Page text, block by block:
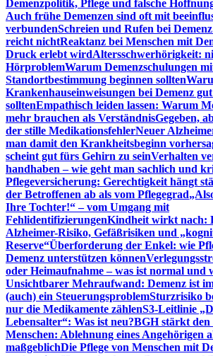
Demenzpolitik, Pflege und falsche
Auch frühe Demenzen sind oft mit
verbundenSchreien und Rufen bei
reicht nichtReaktanz bei Menschen mit
Druck erlebt wirdAltersschwerhörigkeit:
HörproblemWarum Demenzschulungen
Standortbestimmung beginnen sollten
Krankenhauseinweisungen bei Demenz
solltenEmpathisch leiden lassen: Warum
mehr brauchen als VerständnisGegeben,
der stille MedikationsfehlerNeuer
man damit den Krankheitsbeginn
scheint gut fürs Gehirn zu seinVerhalten
handhaben – wie geht man sachlich und
Pflegeversicherung: Gerechtigkeit hängt
der Betroffenen ab als vom Pflegegrad
Ihre Tochter!“ – vom Umgang mit
FehlidentifizierungenKindheit wirkt nach:
Alzheimer-Risiko, Gefäßrisiken und
Reserve“Überforderung der Enkel: wie
Demenz unterstützen können
oder Heimaufnahme – was ist normal und
Unsichtbarer Mehraufwand: Demenz ist
(auch) ein SteuerungsproblemSturzrisiko
nur die Medikamente zählenS3-Leitlinie
Lebensalter“: Was ist neu?BGH stärkt
Menschen: Ablehnung eines Angehörigen
maßgeblichDie Pflege von Menschen mit